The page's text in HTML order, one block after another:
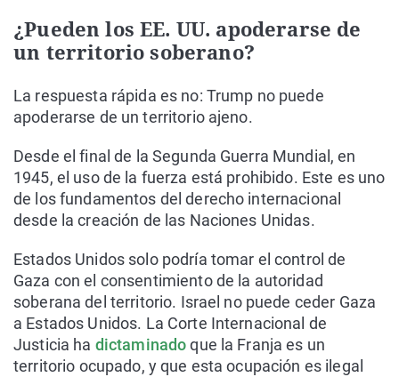
¿Pueden los EE. UU. apoderarse de
un territorio soberano?
La respuesta rápida es no: Trump no puede
apoderarse de un territorio ajeno.
Desde el final de la Segunda Guerra Mundial, en
1945, el uso de la fuerza está prohibido. Este es uno
de los fundamentos del derecho internacional
desde la creación de las Naciones Unidas.
Estados Unidos solo podría tomar el control de
Gaza con el consentimiento de la autoridad
soberana del territorio. Israel no puede ceder Gaza
a Estados Unidos. La Corte Internacional de
Justicia ha dictaminadoque la Franja es un
territorio ocupado, y que esta ocupación es ilegal